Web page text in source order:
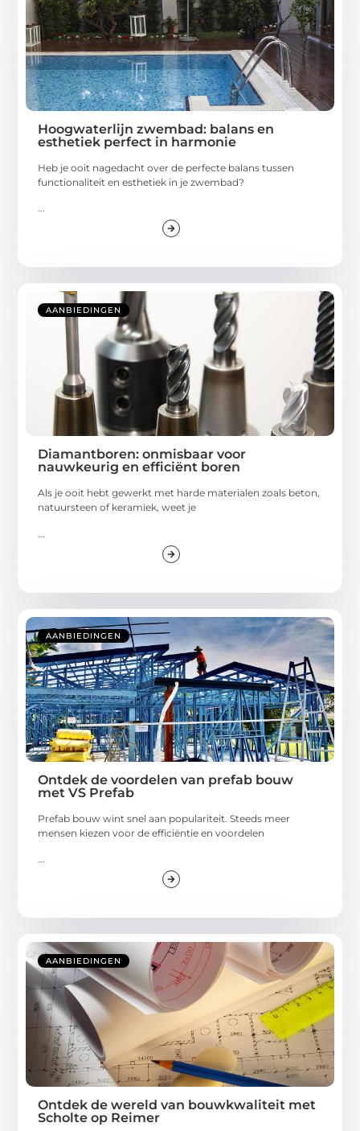
Hoogwaterlijn zwembad: balans en
esthetiek perfect in harmonie
Heb je ooit nagedacht over de perfecte balans tussen
functionaliteit en esthetiek in je zwembad?
...
AANBIEDINGEN
Diamantboren: onmisbaar voor
nauwkeurig en efficiënt boren
Als je ooit hebt gewerkt met harde materialen zoals beton,
natuursteen of keramiek, weet je
AANBIEDINGEN
Ontdek de voordelen van prefab bouw
met VS Prefab
Prefab bouw wint snel aan populariteit. Steeds meer
mensen kiezen voor de efficiëntie en voordelen
...
AANBIEDINGEN
Ontdek de wereld van bouwkwaliteit met
Scholte op Reimer